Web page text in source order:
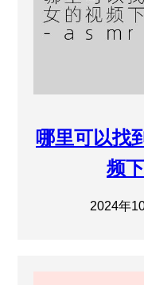
哪里可以找
频
2024年